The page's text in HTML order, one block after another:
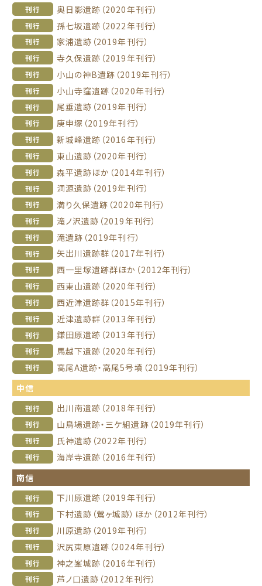
刊行 奥日影遺跡（2020年刊行）
刊行 孫七坂遺跡（2022年刊行）
刊行 家浦遺跡（2019年刊行）
刊行 寺久保遺跡（2019年刊行）
刊行 小山の神B遺跡（2019年刊行）
刊行 小山寺窪遺跡（2020年刊行）
刊行 尾垂遺跡（2019年刊行）
刊行 庚申塚（2019年刊行）
刊行 新城峰遺跡（2016年刊行）
刊行 東山遺跡（2020年刊行）
刊行 森平遺跡ほか（2014年刊行）
刊行 洞源遺跡（2019年刊行）
刊行 満り久保遺跡（2020年刊行）
刊行 滝ノ沢遺跡（2019年刊行）
刊行 滝遺跡（2019年刊行）
刊行 矢出川遺跡群（2017年刊行）
刊行 西一里塚遺跡群ほか（2012年刊行）
刊行 西東山遺跡（2020年刊行）
刊行 西近津遺跡群（2015年刊行）
刊行 近津遺跡群（2013年刊行）
刊行 鎌田原遺跡（2013年刊行）
刊行 馬越下遺跡（2020年刊行）
刊行
高尾A遺跡・高尾5号墳（2019年刊行）
中信
刊行 出川南遺跡（2018年刊行）
刊行 山鳥場遺跡・三ケ組遺跡（2019年刊行）
刊行 氏神遺跡（2022年刊行）
刊行
海岸寺遺跡（2016年刊行）
南信
刊行 下川原遺跡（2019年刊行）
刊行 下村遺跡（鶯ヶ城跡）ほか（2012年刊行）
刊行 川原遺跡（2019年刊行）
刊行 沢尻東原遺跡（2024年刊行）
刊行 神之峯城跡（2016年刊行）
刊行 芦ノ口遺跡（2012年刊行）